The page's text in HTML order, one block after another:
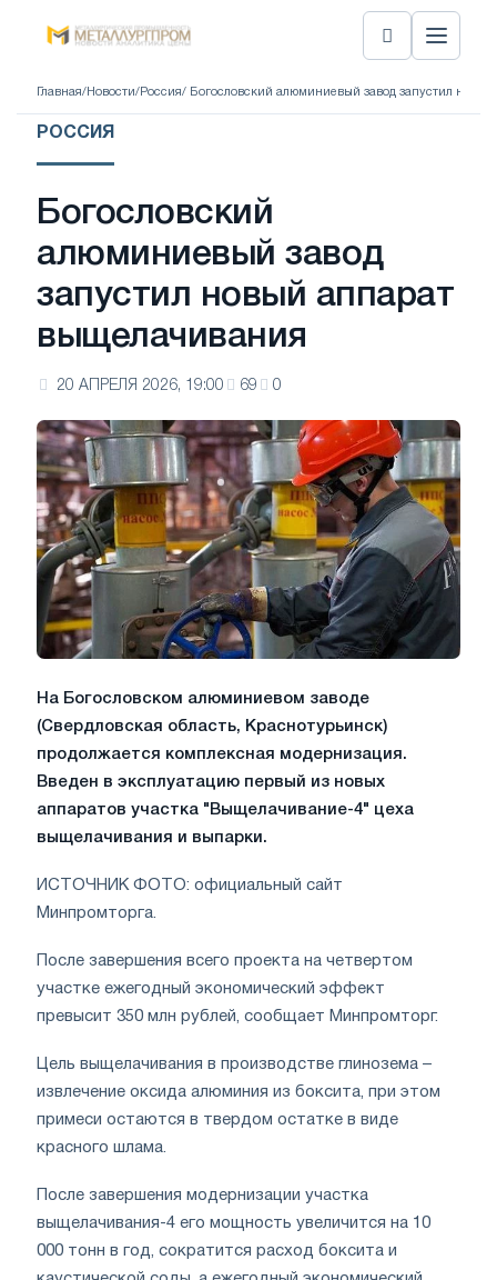
Главная/ Новости/ Россия/ Богословский алюминиевый завод запустил
РОССИЯ
Богословский
алюминиевый завод
запустил новый аппарат
выщелачивания
20 АПРЕЛЯ 2026, 19:00 69 0
На Богословском алюминиевом заводе
(Свердловская область, Краснотурьинск)
продолжается комплексная модернизация.
Введен в эксплуатацию первый из новых
аппаратов участка "Выщелачивание-4" цеха
выщелачивания и выпарки.
ИСТОЧНИК ФОТО: официальный сайт
Минпромторга.
После завершения всего проекта на четвертом
участке ежегодный экономический эффект
превысит 350 млн рублей, сообщает Минпромторг.
Цель выщелачивания в производстве глинозема –
извлечение оксида алюминия из боксита, при этом
примеси остаются в твердом остатке в виде
красного шлама.
После завершения модернизации участка
выщелачивания-4 его мощность увеличится на 10
000 тонн в год, сократится расход боксита и